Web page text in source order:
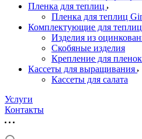
Пленка для теплиц
Пленка для теплиц
Комплектующие для теплиц
Изделия из
Скобяные изделия
Крепление для
Кассеты для выращивания
Кассеты для салата
Услуги
Контакты